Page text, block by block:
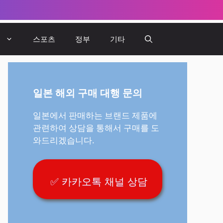
스포츠 정부 기타
일본 해외 구매 대행 문의
일본에서 판매하는 브랜드 제품에
관련하여 상담을 통해서 구매를 도
와드리겠습니다.
✅ 카카오톡 채널 상담